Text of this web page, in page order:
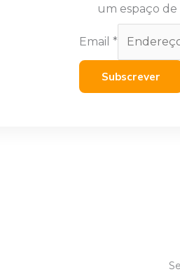
um espaço
Email *
Subscrever